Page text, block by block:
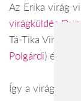
Az Erika virág
virágküldés
Tá-Tika
Polgárdi) és
Így a